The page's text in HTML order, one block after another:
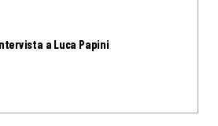
a Luca Papini